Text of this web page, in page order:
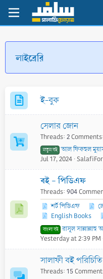
লাইব্রেরি
ই-বুক
সেলার জোন
Threads 2Comments
নতুন বই আল ফিকহুল মুয়াসসার
Jul 17, 2024
বই - পিডিএফ
Threads 904
শর্ট পিডিএফ
English Books
বাংলা বই রাসূল সাল্লাল্লাহু
Yesterday at 2:39 PM
সালাফী বই পরিচিতি
Threads 15